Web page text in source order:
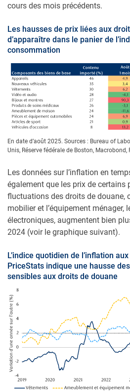
cours des mois précédents.
Les hausses de prix liées aux
d’apparaître dans le panier de
consommation
En date d’août 2025. Sources : Bureau of
Unis, Réserve fédérale de Boston, Macrobond,
Les données sur l’inflation en
également que les prix de certains
fluctuations des droits de douane,
mobilier et l’équipement ménager,
électroniques, augmentent bien
2024 (voir le graphique suivant).
L’indice quotidien de l’inflation
PriceStats indique une hausse
sensibles aux droits de douane